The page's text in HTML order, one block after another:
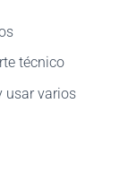
técnico
usar varios